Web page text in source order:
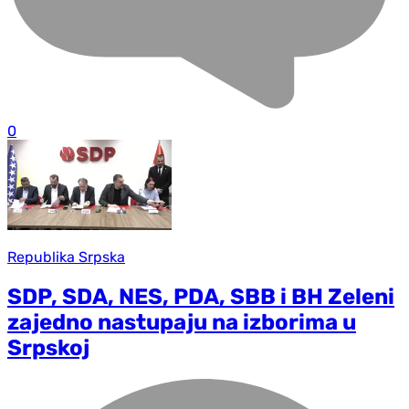
0
Republika Srpska
SDP, SDA, NES, PDA, SBB i BH Zeleni
zajedno nastupaju na izborima u
Srpskoj